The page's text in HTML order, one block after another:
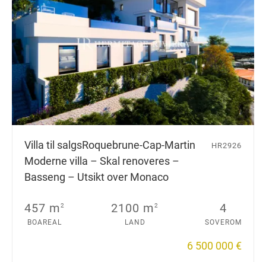
Villa til salgsRoquebrune-Cap-Martin
Moderne villa – Skal renoveres –
Basseng – Utsikt over Monaco
HR2926
457 m2
BOAREAL
2100 m2
LAND
4
SOVEROM
6 500 000 €